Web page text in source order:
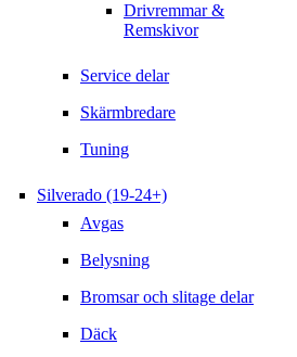
Drivremmar &
Remskivor
Service delar
Skärmbredare
Tuning
Silverado (19-24+)
Avgas
Belysning
Bromsar och slitage delar
Däck